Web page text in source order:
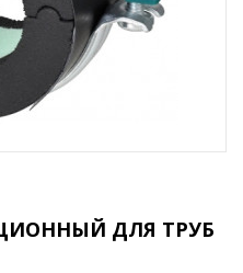
ДЛЯ ТРУБ